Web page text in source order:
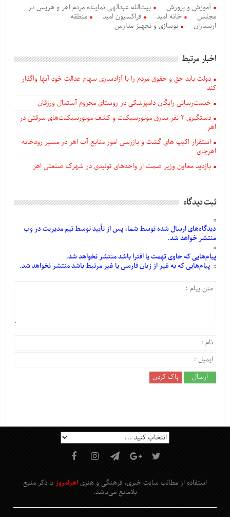
آموزش و پرورش
بیت‌الله عبدالهی نماینده مردم اهر و هریس در
مجلس
خانه امید فراکسیون امید
منطقه
ارسباران
نوسازی و تجهیز مدارس
اخبار مرتبط
دولت باید حق و حقوق مردم را با آزادسازی سهام عدالت خود آنها واگذار
کند
خدمت‌رسانی رایگان دامپزشکی در روستای محروم آستمال ورزقان
دستگيری ۲ نفر سارق موتورسیکلت و کشف موتورسیکلت‌های سرقتی در
اهر
استقرار اکیپ های گشت و بازرسی امور منابع آب اهر در مسیر رودخانه
اهرچای
بازدید معاون وزیر صمت از واحدهای تولیدی در شهرک صنعتی اهر
ثبت دیدگاه
دیدگاه‌هایارسالشدهتوسط شما، پس ازتأییدتوسط تیم مدیریت در وب
منتشر خواهد شد.
پیام‌هاییکه حاوی تهمت یا افترا باشد منتشر نخواهد شد.
پیام‌هاییکه به غیر از زبان فارسی یا غیر مرتبط باشد منتشر نخواهد شد.
استفاده از مطالب سایت خبری، فرهنگی و هنری اهرامروز با ذکر منبع
بلامانع می‌باشد.